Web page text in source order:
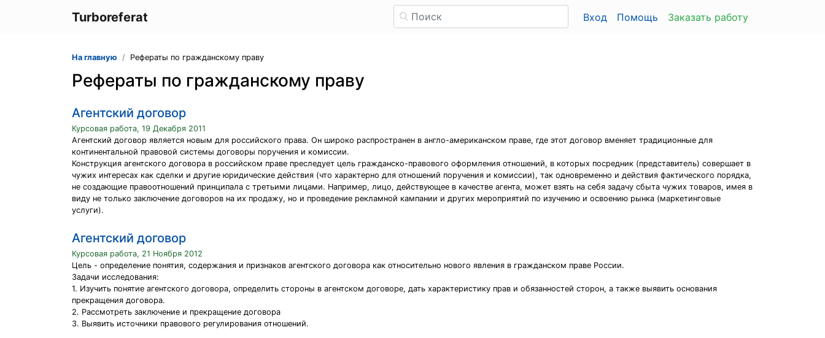
Turboreferat Вход Помощь Заказать работу
На главную Рефераты по гражданскому праву
Рефераты по гражданскому праву
Агентский договор
Курсовая работа, 19 Декабря 2011
Агентский договор является новым для российского права. Он широко распространен в англо-американском праве, где этот договор вменяет традиционные для
континентальной правовой системы договоры поручения и комиссии.
Конструкция агентского договора в российском праве преследует цель гражданско-правового оформления отношений, в которых посредник (представитель) совершает в
чужих интересах как сделки и другие юридические действия (что характерно для отношений поручения и комиссии), так одновременно и действия фактического порядка,
не создающие правоотношений принципала с третьими лицами. Например, лицо, действующее в качестве агента, может взять на себя задачу сбыта чужих товаров, имея в
виду не только заключение договоров на их продажу, но и проведение рекламной кампании и других мероприятий по изучению и освоению рынка (маркетинговые
услуги).
Агентский договор
Курсовая работа, 21 Ноября 2012
Цель - определение понятия, содержания и признаков агентского договора как относительно нового явления в гражданском праве России.
Задачи исследования:
1. Изучить понятие агентского договора, определить стороны в агентском договоре, дать характеристику прав и обязанностей сторон, а также выявить основания
прекращения договора.
2. Рассмотреть заключение и прекращение договора
3. Выявить источники правового регулирования отношений.